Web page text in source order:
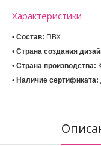
Характеристики
• Состав: ПВХ
• Страна создания
• Страна производства:
• Наличие сертификата: